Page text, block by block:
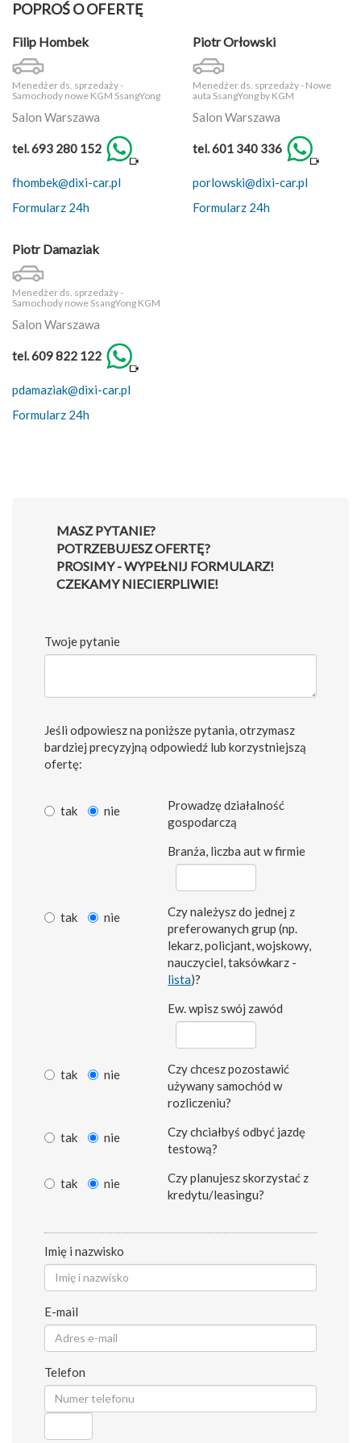
POPROŚ O OFERTĘ
Filip Hombek
Menedżer ds. sprzedaży -
Samochody nowe KGM SsangYong
Salon Warszawa
tel. 693 280 152
fhombek@dixi-car.pl
Formularz 24h
Piotr Orłowski
Menedżer ds. sprzedaży - Nowe
auta SsangYong by KGM
Salon Warszawa
tel. 601 340 336
porlowski@dixi-car.pl
Formularz 24h
Piotr Damaziak
Menedżer ds. sprzedaży -
Samochody nowe SsangYong KGM
Salon Warszawa
tel. 609 822 122
pdamaziak@dixi-car.pl
Formularz 24h
MASZ PYTANIE?
POTRZEBUJESZ OFERTĘ?
PROSIMY - WYPEŁNIJ FORMULARZ!
CZEKAMY NIECIERPLIWIE!
Twoje pytanie
Jeśli odpowiesz na poniższe pytania, otrzymasz
bardziej precyzyjną odpowiedź lub korzystniejszą
ofertę:
tak nie
Prowadzę działalność
gospodarczą
Branża, liczba aut w firmie
tak nie
Czy należysz do jednej z
preferowanych grup (np.
lekarz, policjant, wojskowy,
nauczyciel, taksówkarz -
lista)?
Ew. wpisz swój zawód
tak nie
Czy chcesz pozostawić
używany samochód w
rozliczeniu?
tak nie
Czy chciałbyś odbyć jazdę
testową?
tak nie
Czy planujesz skorzystać z
kredytu/leasingu?
Imię i nazwisko
E-mail
Telefon